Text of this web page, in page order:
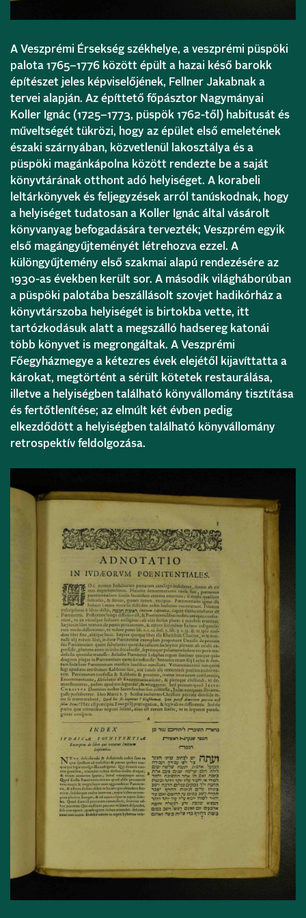
A Veszprémi Érsekség székhelye, a veszprémi püspöki
palota 1765–1776 között épült a hazai késő barokk
építészet jeles képviselőjének, Fellner Jakabnak a
tervei alapján. Az építtető főpásztor Nagymányai
Koller Ignác (1725–1773, püspök 1762-től) habitusát és
műveltségét tükrözi, hogy az épület első emeletének
északi szárnyában, közvetlenül lakosztálya és a
püspöki magánkápolna között rendezte be a saját
könyvtárának otthont adó helyiséget. A korabeli
leltárkönyvek és feljegyzések arról tanúskodnak, hogy
a helyiséget tudatosan a Koller Ignác által vásárolt
könyvanyag befogadására tervezték; Veszprém egyik
első magángyűjteményét létrehozva ezzel. A
különgyűjtemény első szakmai alapú rendezésére az
1930-as években került sor. A második világháborúban
a püspöki palotába beszállásolt szovjet hadikórház a
könyvtárszoba helyiségét is birtokba vette, itt
tartózkodásuk alatt a megszálló hadsereg katonái
több könyvet is megrongáltak. A Veszprémi
Főegyházmegye a kétezres évek elejétől kijavíttatta a
károkat, megtörtént a sérült kötetek restaurálása,
illetve a helyiségben található könyvállomány tisztítása
és fertőtlenítése; az elmúlt két évben pedig
elkezdődött a helyiségben található könyvállomány
retrospektív feldolgozása.